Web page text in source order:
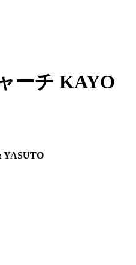
ーチ KAYO
YASUTO